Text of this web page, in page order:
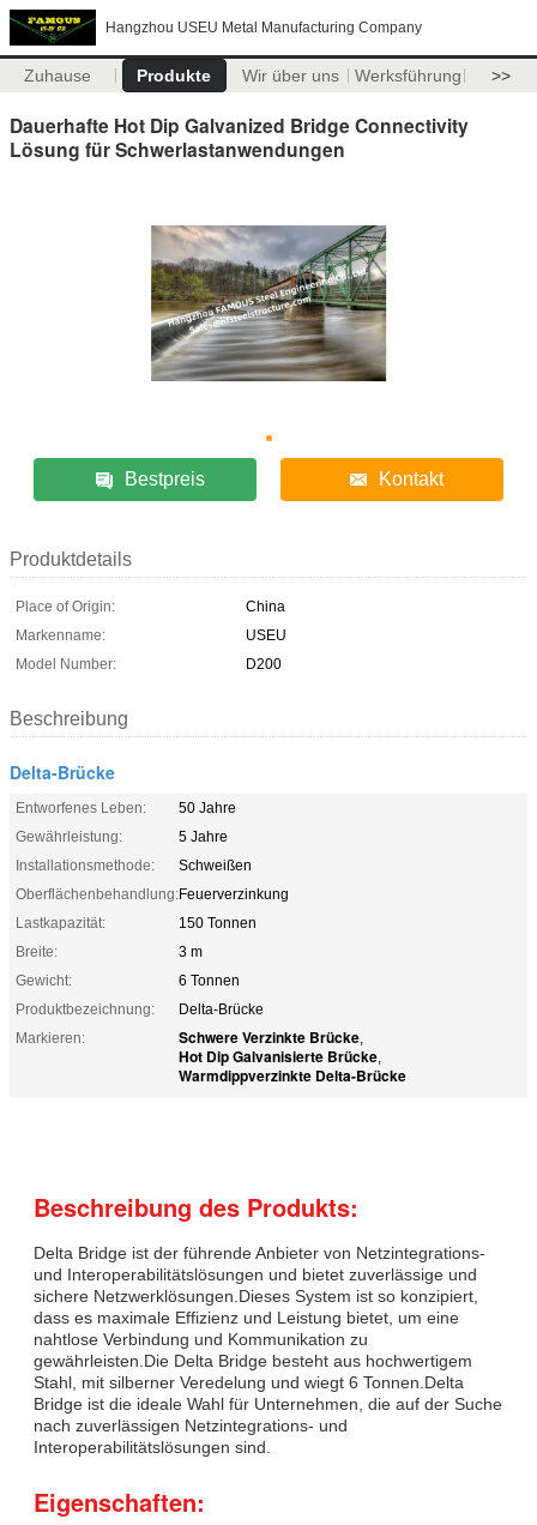
Hangzhou USEU Metal Manufacturing Company
Zuhause Produkte Wir über uns Werksführung >>
Dauerhafte Hot Dip Galvanized Bridge Connectivity
Lösung für Schwerlastanwendungen
Bestpreis Kontakt
Produktdetails
Place of Origin:
China
Markenname:
USEU
Model Number:
D200
Beschreibung
Delta-Brücke
Entworfenes Leben:
50 Jahre
Gewährleistung:
5 Jahre
Installationsmethode:
Schweißen
Oberflächenbehandlung:Feuerverzinkung
Lastkapazität:
150 Tonnen
Breite:
3 m
Gewicht:
6 Tonnen
Produktbezeichnung:
Delta-Brücke
Markieren:
Schwere Verzinkte Brücke,
Hot Dip Galvanisierte Brücke,
Warmdippverzinkte Delta-Brücke
Beschreibung des Produkts:
Delta Bridge ist der führende Anbieter von Netzintegrations-
und Interoperabilitätslösungen und bietet zuverlässige und
sichere Netzwerklösungen.Dieses System ist so konzipiert,
dass es maximale Effizienz und Leistung bietet, um eine
nahtlose Verbindung und Kommunikation zu
gewährleisten.Die Delta Bridge besteht aus hochwertigem
Stahl, mit silberner Veredelung und wiegt 6 Tonnen.Delta
Bridge ist die ideale Wahl für Unternehmen, die auf der Suche
nach zuverlässigen Netzintegrations- und
Interoperabilitätslösungen sind.
Eigenschaften: